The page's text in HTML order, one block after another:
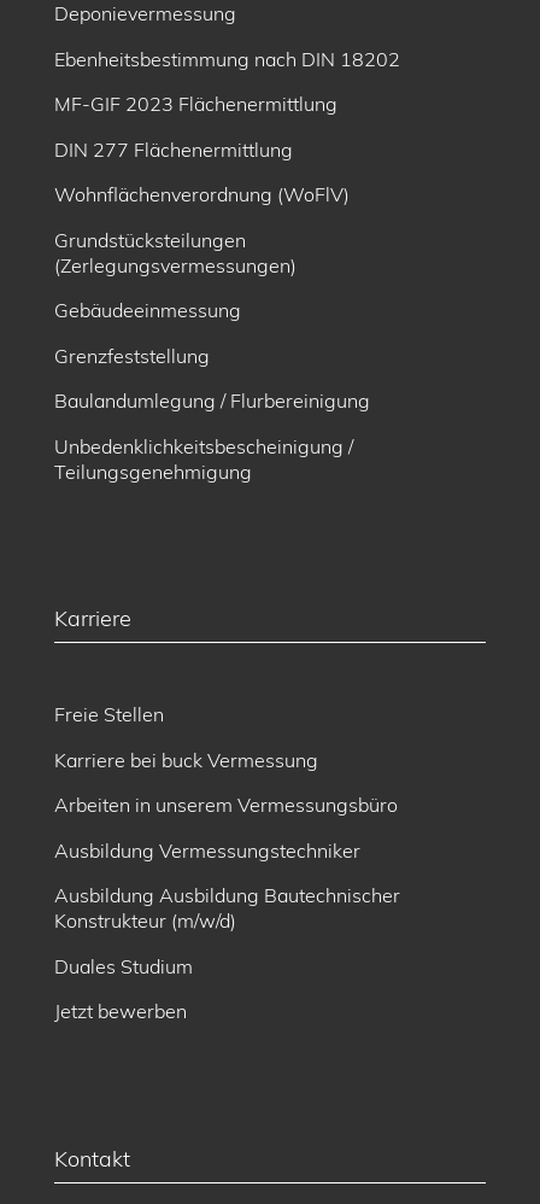
Deponievermessung
Ebenheitsbe­stimmung nach DIN 18202
MF-GIF 2023 Flächenermittlung
DIN 277 Flächenermittlung
Wohnflächenverordnung (WoFlV)
Grundstücksteilungen
(Zerlegungsvermessungen)
Gebäudeeinmessung
Grenzfeststellung
Baulandumlegung / Flurbereinigung
Unbedenklichkeitsbescheinigung /
Teilungsgenehmigung
Karriere
Freie Stellen
Karriere bei buck Vermessung
Arbeiten in unserem Vermessungsbüro
Ausbildung Vermessungstechniker
Ausbildung Ausbildung Bautechnischer
Konstrukteur (m/w/d)
Duales Studium
Jetzt bewerben
Kontakt